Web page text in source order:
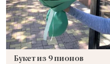
Букет из 9 пионов